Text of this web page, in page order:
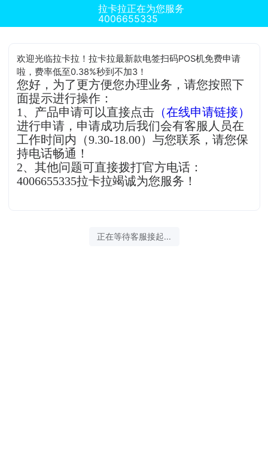
拉卡拉正在为您服务
4006655335
欢迎光临拉卡拉！拉卡拉最新款电签扫码POS机免费申请
啦，费率低至0.38%秒到不加3！
您好，为了更方便您办理业务，请您按照下
面提示进行操作：
1、产品申请可以直接点击 （在线申请链接）
进行申请，申请成功后我们会有客服人员在
工作时间内（9.30-18.00）与您联系，请您保
持电话畅通！
2、其他问题可直接拨打官方电话：
4006655335拉卡拉竭诚为您服务！
正在等待客服接起...